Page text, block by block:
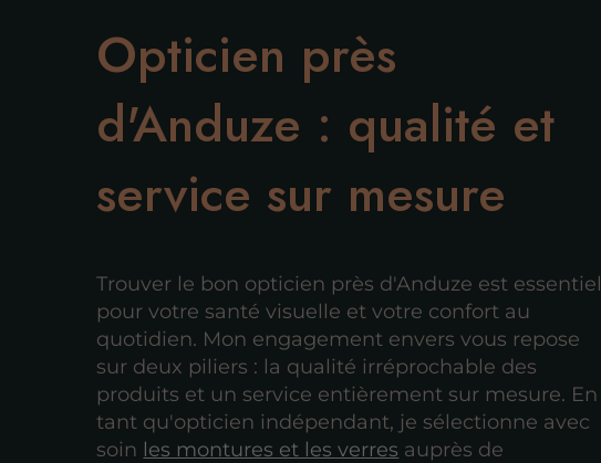
Opticien près
d'Anduze : qualité et
service sur mesure
Trouver le bon opticien près d'Anduze est essentiel
pour votre santé visuelle et votre confort au
quotidien. Mon engagement envers vous repose
sur deux piliers : la qualité irréprochable des
produits et un service entièrement sur mesure. En
tant qu'opticien indépendant, je sélectionne avec
soin les montures et les verres auprès de